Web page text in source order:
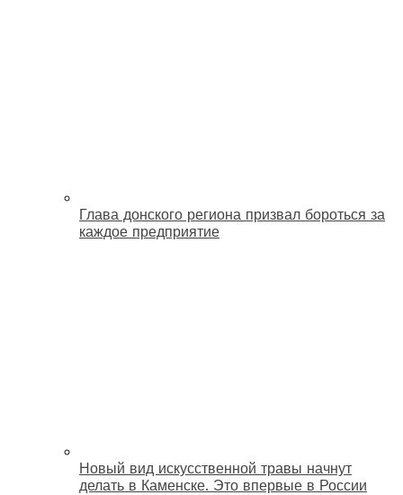
Глава донского региона призвал бороться за
каждое предприятие
Новый вид искусственной травы начнут
делать в Каменске. Это впервые в России